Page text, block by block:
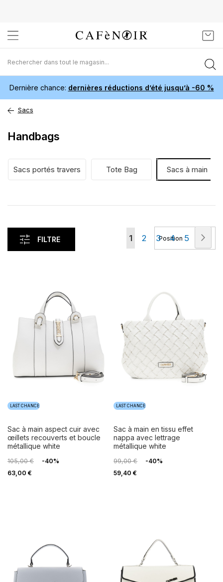
au
contenu
Dernière chance: dernières réductions d’été jusqu’à -60 %
Sacs
Handbags
Sacs portés travers Tote Bag Sacs à main
FILTRE
LAST CHANCE
sac à main aspect cuir avec
œillets recouverts et boucle
métallique white
105,00 €
-40%
63,00 €
LAST CHANCE
sac à main en tissu effet
nappa avec lettrage
métallique white
99,00 €
-40%
59,40 €
Vous
page
1 Page
2 Page
3 Page
4 Page
5